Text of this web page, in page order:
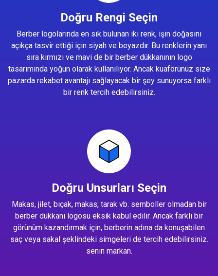
Doğru Rengi Seçin
Berber logolarında en sık bulunan iki renk, işin doğasını
açıkça tasvir ettiği için siyah ve beyazdır. Bu renklerin yanı
sıra kırmızı ve mavi de bir berber dükkanının logo
tasarımında yoğun olarak kullanılıyor. Ancak kuaförünüz size
pazarda rekabet avantajı sağlayacak bir şey sunuyorsa farklı
bir renk tercih edebilirsiniz.
Doğru Unsurları Seçin
Makas, jilet, bıçak, makas, tarak vb. semboller olmadan bir
berber dükkanı logosu eksik kabul edilir. Ancak farklı bir
görünüm kazandırmak için, berberin adına da konuşabilen
saç veya sakal şeklindeki simgeleri de tercih edebilirsiniz.
senin markan.